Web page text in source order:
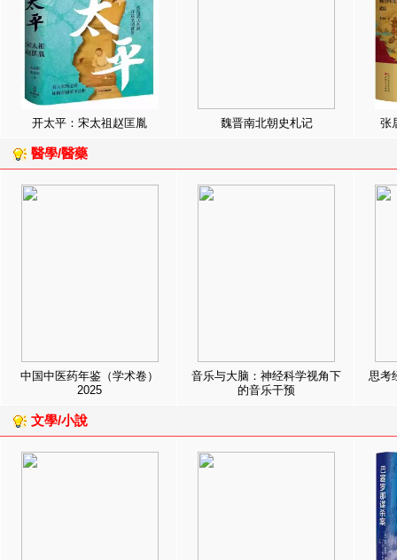
开太平：宋太祖赵匡胤 魏晋南北朝史札记 张
醫學/醫藥
中国中医药年鉴（学术卷）
2025
音乐与大脑：神经科学视角下
的音乐干预
思考
文學/小說